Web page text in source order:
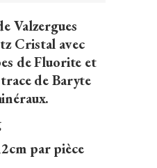
Valzergues
Cristal avec
de Fluorite et
de Baryte
par pièce